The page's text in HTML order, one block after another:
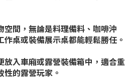
空間，無論是料理備料、咖啡沖
桌或裝備展示桌都能輕鬆勝任。
放入車廂或露營裝備箱中，適合重
的露營玩家。